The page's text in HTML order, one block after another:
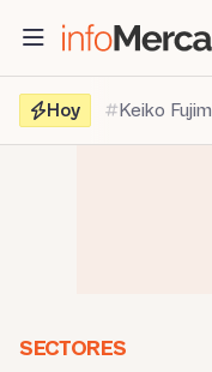
contenido
Hoy
Keiko
SECTORES